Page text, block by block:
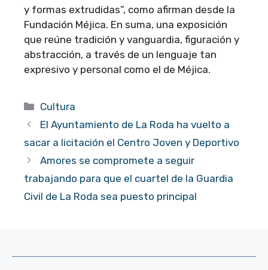
y formas extrudidas”, como afirman desde la
Fundación Méjica. En suma, una exposición
que reúne tradición y vanguardia, figuración y
abstracción, a través de un lenguaje tan
expresivo y personal como el de Méjica.
Categorías
Cultura
El Ayuntamiento de La Roda ha vuelto a
sacar a licitación el Centro Joven y Deportivo
Amores se compromete a seguir
trabajando para que el cuartel de la Guardia
Civil de La Roda sea puesto principal